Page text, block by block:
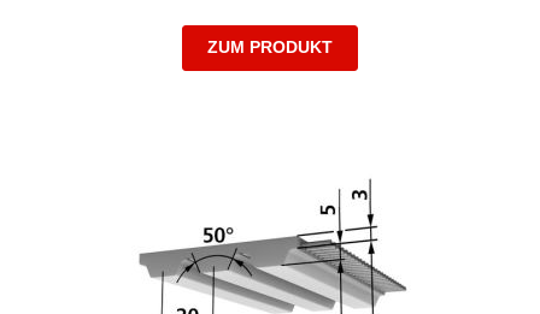
ZUM PRODUKT